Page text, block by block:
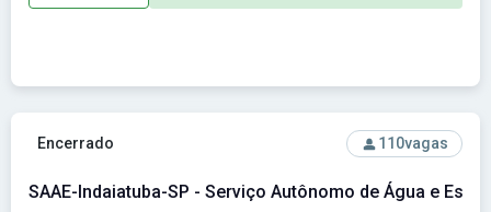
Ver concurso: SAAE-Indaiatuba-SP - Serviço Autônomo de
Encerrado 110vagas
SAAE-Indaiatuba-SP - Serviço Autônomo de Água e